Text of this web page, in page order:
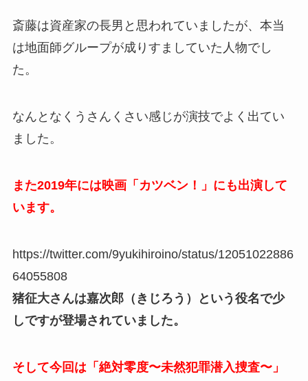
斎藤は資産家の長男と思われていましたが、本当
は地面師グループが成りすましていた人物でし
た。
なんとなくうさんくさい感じが演技でよく出てい
ました。
また2019年には映画「カツベン！」にも出演して
います。
https://twitter.com/9yukihiroino/status/12051022886
64055808
猪征大さんは嘉次郎（きじろう）という役名で少
しですが登場されていました。
そして今回は「絶対零度〜未然犯罪潜入捜査〜」